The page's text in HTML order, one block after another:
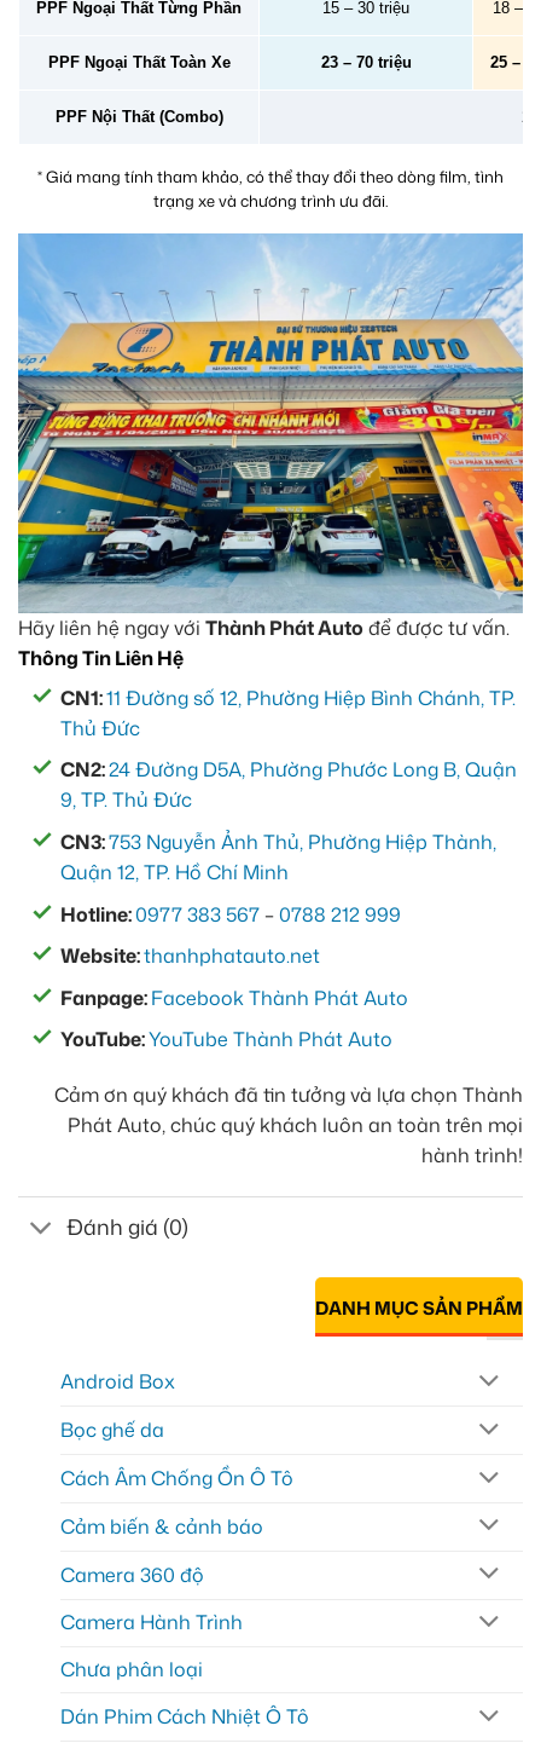
PPF Ngoại Thất Từng Phần 15 – 30 triệu 18 –
PPF Ngoại Thất Toàn Xe 23 – 70 triệu 25 –
PPF Nội Thất (Combo) 2
* Giá mang tính tham khảo, có thể thay đổi theo dòng film, tình
trạng xe và chương trình ưu đãi.
Hãy liên hệ ngay với Thành Phát Auto để được tư vấn.
Thông Tin Liên Hệ
CN1:11 Đường số 12, Phường Hiệp Bình Chánh, TP.
Thủ Đức
CN2:24 Đường D5A, Phường Phước Long B, Quận
9, TP. Thủ Đức
CN3:753 Nguyễn Ảnh Thủ, Phường Hiệp Thành,
Quận 12, TP. Hồ Chí Minh
Hotline:0977 383 567 –0788 212 999
Website:thanhphatauto.net
Fanpage:Facebook Thành Phát Auto
YouTube:YouTube Thành Phát Auto
Cảm ơn quý khách đã tin tưởng và lựa chọn Thành
Phát Auto, chúc quý khách luôn an toàn trên mọi
hành trình!
Đánh giá (0)
DANH MỤC SẢN PHẨM
Android Box
Bọc ghế da
Cách Âm Chống Ồn Ô Tô
Cảm biến & cảnh báo
Camera 360 độ
Camera Hành Trình
Chưa phân loại
Dán Phim Cách Nhiệt Ô Tô